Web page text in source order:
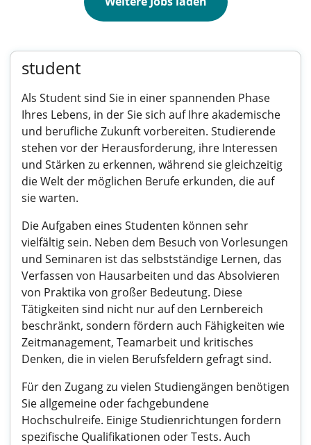
student
Als Student sind Sie in einer spannenden Phase
Ihres Lebens, in der Sie sich auf Ihre akademische
und berufliche Zukunft vorbereiten. Studierende
stehen vor der Herausforderung, ihre Interessen
und Stärken zu erkennen, während sie gleichzeitig
die Welt der möglichen Berufe erkunden, die auf
sie warten.
Die Aufgaben eines Studenten können sehr
vielfältig sein. Neben dem Besuch von Vorlesungen
und Seminaren ist das selbstständige Lernen, das
Verfassen von Hausarbeiten und das Absolvieren
von Praktika von großer Bedeutung. Diese
Tätigkeiten sind nicht nur auf den Lernbereich
beschränkt, sondern fördern auch Fähigkeiten wie
Zeitmanagement, Teamarbeit und kritisches
Denken, die in vielen Berufsfeldern gefragt sind.
Für den Zugang zu vielen Studiengängen benötigen
Sie allgemeine oder fachgebundene
Hochschulreife. Einige Studienrichtungen fordern
spezifische Qualifikationen oder Tests. Auch